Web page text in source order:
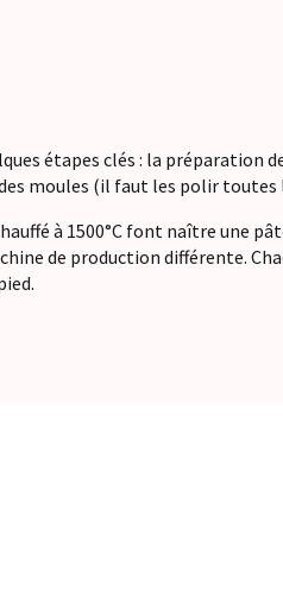
étapes clés : la préparation
moules (il faut les polir toutes
à 1500°C font naître une
de production différente.